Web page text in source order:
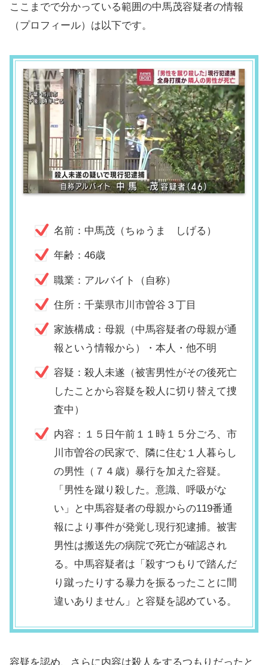
ここまでで分かっている範囲の中馬茂容疑者の情報
（プロフィール）は以下です。
名前：中馬茂（ちゅうま しげる）
年齢：46歳
職業：アルバイト（自称）
住所：千葉県市川市曽谷３丁目
家族構成：母親（中馬容疑者の母親が通
報という情報から）・本人・他不明
容疑：殺人未遂（被害男性がその後死亡
したことから容疑を殺人に切り替えて捜
査中）
内容：１５日午前１１時１５分ごろ、市
川市曽谷の民家で、隣に住む１人暮らし
の男性（７４歳）暴行を加えた容疑。
「男性を蹴り殺した。意識、呼吸がな
い」と中馬容疑者の母親からの119番通
報により事件が発覚し現行犯逮捕。被害
男性は搬送先の病院で死亡が確認され
る。中馬容疑者は「殺すつもりで踏んだ
り蹴ったりする暴力を振るったことに間
違いありません」と容疑を認めている。
容疑を認め、さらに内容は殺人をするつもりだったと